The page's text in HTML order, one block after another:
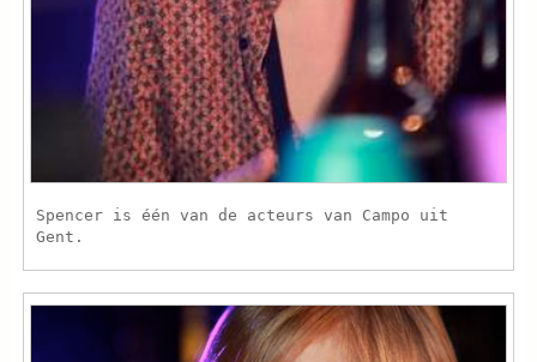
Spencer is één van de acteurs van Campo uit
Gent.